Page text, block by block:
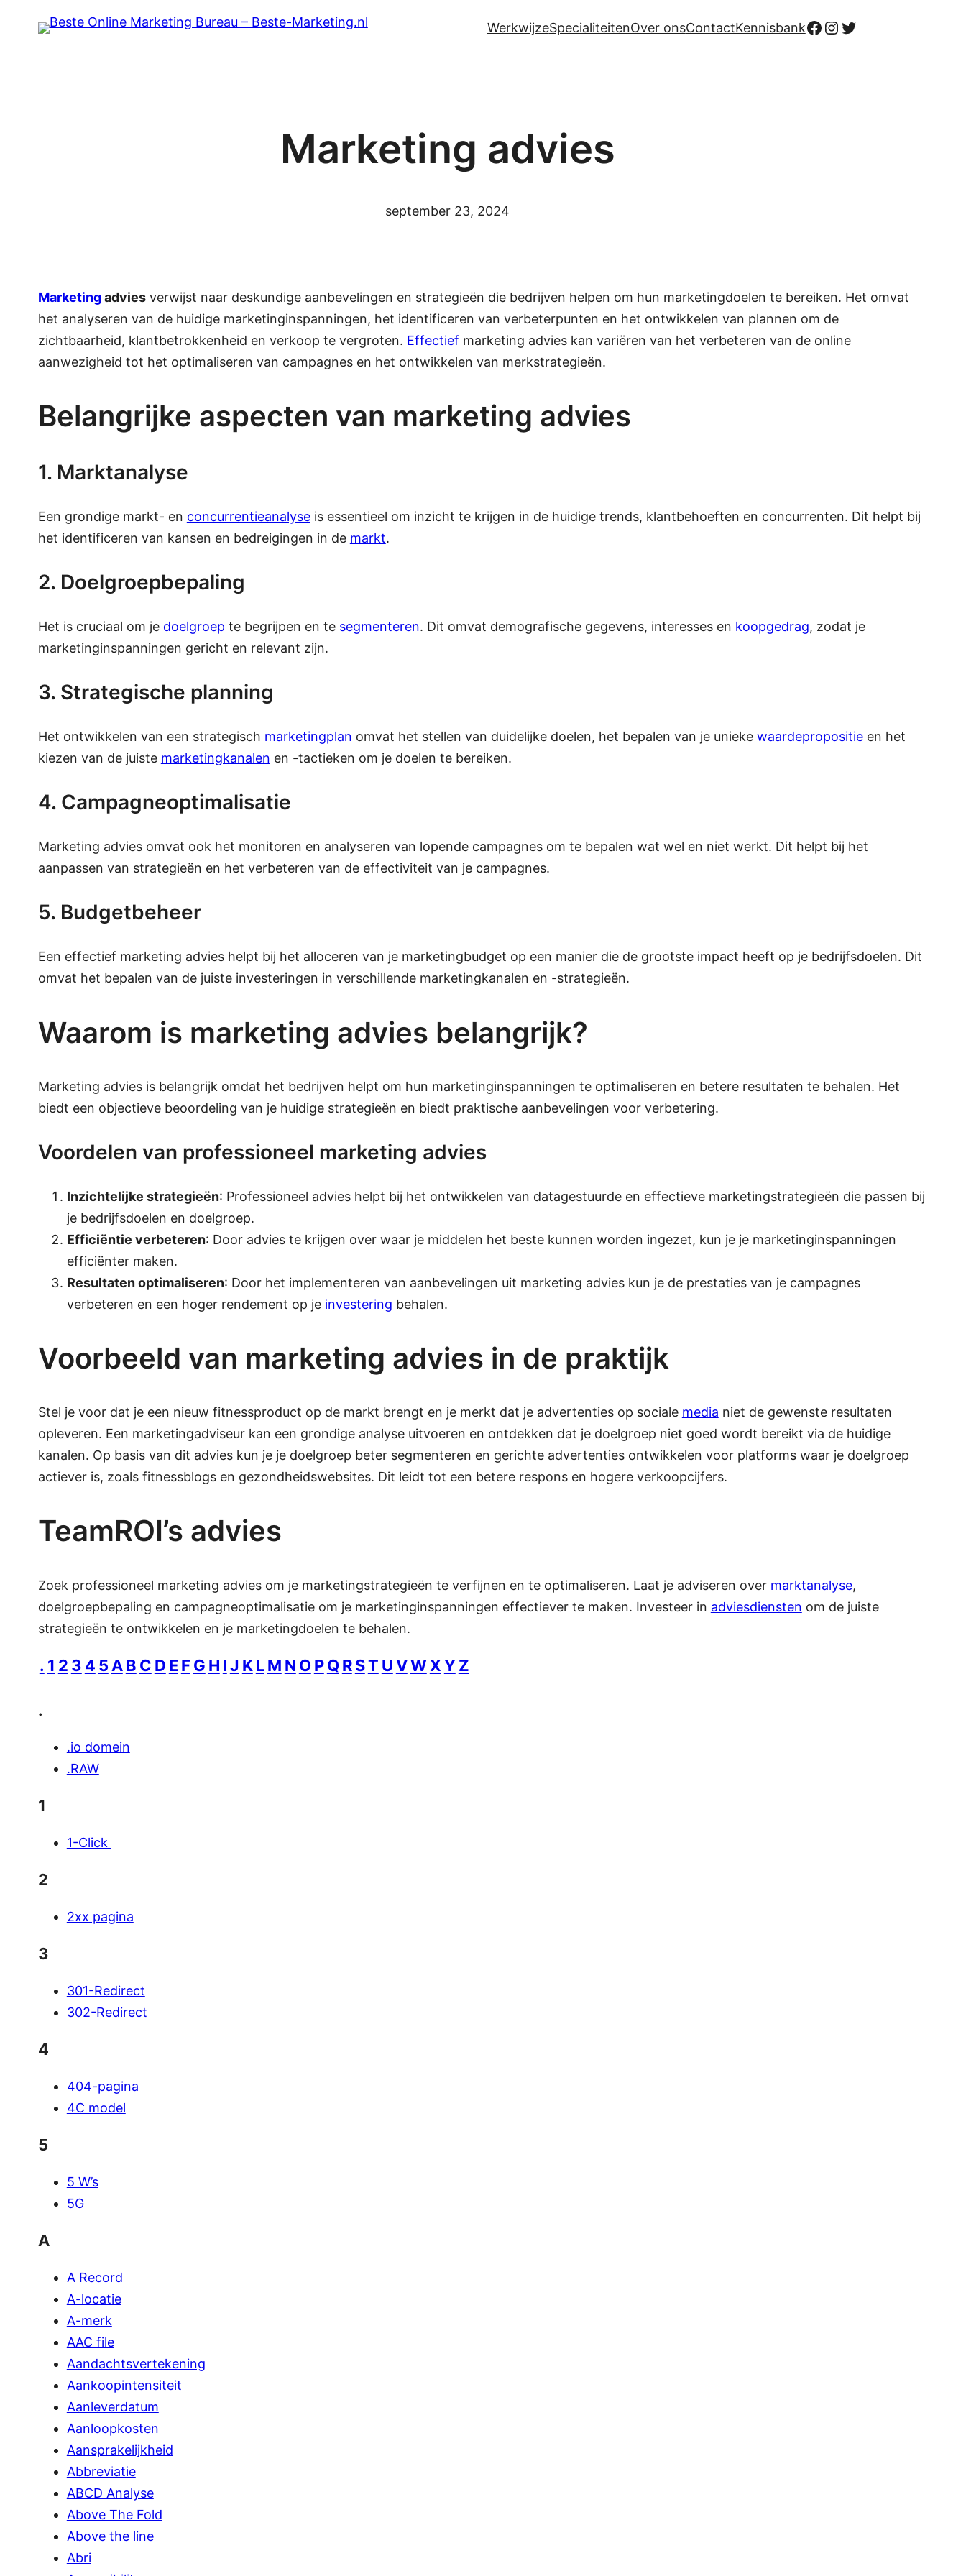
WerkwijzeSpecialiteitenOver onsContactKennisbankFacebook
Instagram
Twitter
Marketing advies
september 23, 2024
Marketingadviesverwijst naar deskundige aanbevelingen en strategieën die bedrijven helpen om hun marketingdoelen te bereiken. Het omvat
het analyseren van de huidige marketinginspanningen, het identificeren van verbeterpunten en het ontwikkelen van plannen om de
zichtbaarheid, klantbetrokkenheid en verkoop te vergroten. Effectief marketing advies kan variëren van het verbeteren van de online
aanwezigheid tot het optimaliseren van campagnes en het ontwikkelen van merkstrategieën.
Belangrijke aspecten van marketing advies
1. Marktanalyse
Een grondige markt- en concurrentieanalyseis essentieel om inzicht te krijgen in de huidige trends, klantbehoeften en concurrenten. Dit helpt bij
het identificeren van kansen en bedreigingen in de markt.
2. Doelgroepbepaling
Het is cruciaal om je doelgroep te begrijpen en te segmenteren. Dit omvat demografische gegevens, interesses en koopgedrag, zodat je
marketinginspanningen gericht en relevant zijn.
3. Strategische planning
Het ontwikkelen van een strategisch marketingplan omvat het stellen van duidelijke doelen, het bepalen van je unieke waardepropositieen het
kiezen van de juiste marketingkanalen en -tactieken om je doelen te bereiken.
4. Campagneoptimalisatie
Marketing advies omvat ook het monitoren en analyseren van lopende campagnes om te bepalen wat wel en niet werkt. Dit helpt bij het
aanpassen van strategieën en het verbeteren van de effectiviteit van je campagnes.
5. Budgetbeheer
Een effectief marketing advies helpt bij het alloceren van je marketingbudget op een manier die de grootste impact heeft op je bedrijfsdoelen. Dit
omvat het bepalen van de juiste investeringen in verschillende marketingkanalen en -strategieën.
Waarom is marketing advies belangrijk?
Marketing advies is belangrijk omdat het bedrijven helpt om hun marketinginspanningen te optimaliseren en betere resultaten te behalen. Het
biedt een objectieve beoordeling van je huidige strategieën en biedt praktische aanbevelingen voor verbetering.
Voordelen van professioneel marketing advies
Inzichtelijke strategieën: Professioneel advies helpt bij het ontwikkelen van datagestuurde en effectieve marketingstrategieën die passen bij
je bedrijfsdoelen en doelgroep.
Efficiëntie verbeteren: Door advies te krijgen over waar je middelen het beste kunnen worden ingezet, kun je je marketinginspanningen
efficiënter maken.
Resultaten optimaliseren: Door het implementeren van aanbevelingen uit marketing advies kun je de prestaties van je campagnes
verbeteren en een hoger rendement op je investering behalen.
Voorbeeld van marketing advies in de praktijk
Stel je voor dat je een nieuw fitnessproduct op de markt brengt en je merkt dat je advertenties op sociale media niet de gewenste resultaten
opleveren. Een marketingadviseur kan een grondige analyse uitvoeren en ontdekken dat je doelgroep niet goed wordt bereikt via de huidige
kanalen. Op basis van dit advies kun je je doelgroep beter segmenteren en gerichte advertenties ontwikkelen voor platforms waar je doelgroep
actiever is, zoals fitnessblogs en gezondheidswebsites. Dit leidt tot een betere respons en hogere verkoopcijfers.
TeamROI’s advies
Zoek professioneel marketing advies om je marketingstrategieën te verfijnen en te optimaliseren. Laat je adviseren over marktanalyse,
doelgroepbepaling en campagneoptimalisatie om je marketinginspanningen effectiever te maken. Investeer in adviesdiensten om de juiste
strategieën te ontwikkelen en je marketingdoelen te behalen.
. 1 2 3 4 5 A B C D E F G H IJ K L M N O P Q R ST UVW XY Z
.
.io domein
.RAW
1
1-Click
2
2xx pagina
3
301-Redirect
302-Redirect
4
404-pagina
4C model
5
5 W’s
5G
A
A Record
A-locatie
A-merk
AAC file
Aandachtsvertekening
Aankoopintensiteit
Aanleverdatum
Aanloopkosten
Aansprakelijkheid
Abbreviatie
ABCD Analyse
Above The Fold
Above the line
Abri